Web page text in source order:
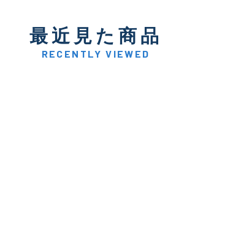
C-
い品
最近見た商品
RECENTLY VIEWED